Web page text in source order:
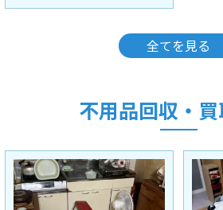
全てを見る
不用品回収・